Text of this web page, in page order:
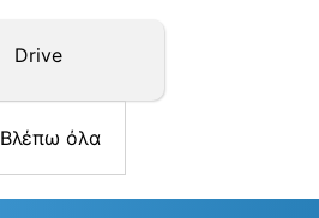
Drive
Βλέπω όλα